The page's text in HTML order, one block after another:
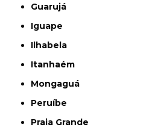
Guarujá
Iguape
Ilhabela
Itanhaém
Mongaguá
Peruíbe
Praia Grande